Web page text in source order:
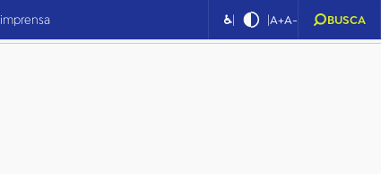
imprensa ♿| |A+A- BUSCA